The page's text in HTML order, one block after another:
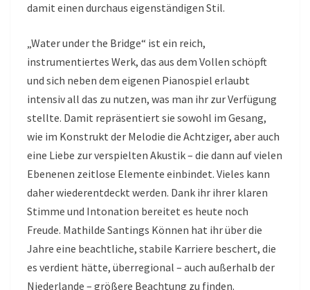
damit einen durchaus eigenständigen Stil.
„Water under the Bridge“ ist ein reich,
instrumentiertes Werk, das aus dem Vollen schöpft
und sich neben dem eigenen Pianospiel erlaubt
intensiv all das zu nutzen, was man ihr zur Verfügung
stellte. Damit repräsentiert sie sowohl im Gesang,
wie im Konstrukt der Melodie die Achtziger, aber auch
eine Liebe zur verspielten Akustik – die dann auf vielen
Ebenenen zeitlose Elemente einbindet. Vieles kann
daher wiederentdeckt werden. Dank ihr ihrer klaren
Stimme und Intonation bereitet es heute noch
Freude. Mathilde Santings Können hat ihr über die
Jahre eine beachtliche, stabile Karriere beschert, die
es verdient hätte, überregional – auch außerhalb der
Niederlande – größere Beachtung zu finden.